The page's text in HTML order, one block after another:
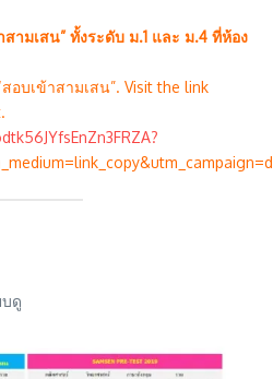
ามเสน” ทั้งระดับ ม.1 และ ม.4 ที่ห้อง
อบเข้าสามเสน”. Visit the link
ดู